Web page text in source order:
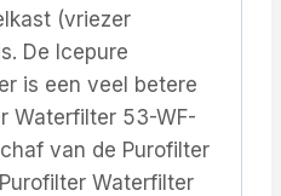
(vriezer
De Icepure
is een veel betere
Waterfilter 53-WF-
van de Purofilter
Waterfilter